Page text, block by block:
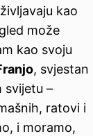
kao
može
kao svoju
, svjestan
svijetu –
ratovi i
i moramo,